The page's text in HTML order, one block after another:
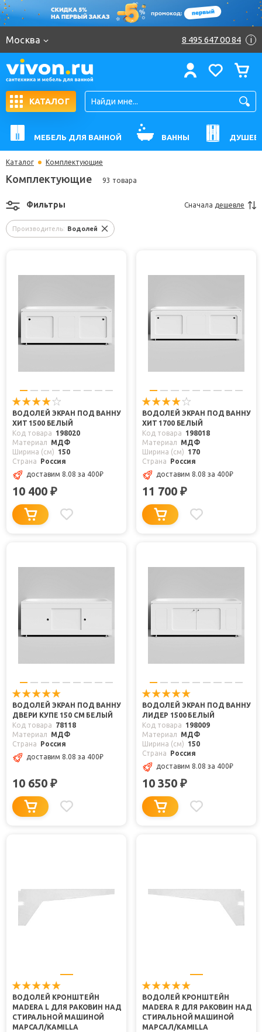
Москва 8 495 647 00 84 i
КАТАЛОГ
МЕБЕЛЬ ДЛЯ ВАННОЙ ВАННЫ
Каталог Комплектующие
Комплектующие 93 товара
Производитель: Водолей
Фильтры Сначала дешевле
ВОДОЛЕЙ ЭКРАН ПОД ВАННУ
ХИТ 1500 БЕЛЫЙ
Код товара
198020
Материал
МДФ
Ширина (см)
150
Страна
Россия
доставим 8.08 за 400₽
10 400 ₽
ВОДОЛЕЙ ЭКРАН ПОД ВАННУ
ХИТ 1700 БЕЛЫЙ
Код товара
198018
Материал
МДФ
Ширина (см)
170
Страна
Россия
доставим 8.08 за 400₽
11 700 ₽
ВОДОЛЕЙ ЭКРАН ПОД ВАННУ
ДВЕРИ КУПЕ 150 СМ БЕЛЫЙ
Код товара
78118
Материал
МДФ
Страна
Россия
доставим 8.08 за 400₽
10 650 ₽
ВОДОЛЕЙ ЭКРАН ПОД ВАННУ
ЛИДЕР 1500 БЕЛЫЙ
Код товара
198009
Материал
МДФ
Ширина (см)
150
Страна
Россия
доставим 8.08 за 400₽
10 350 ₽
ВОДОЛЕЙ КРОНШТЕЙН
MADERA L ДЛЯ РАКОВИН НАД
СТИРАЛЬНОЙ МАШИНОЙ
МАРСАЛ/KAMILLA
ВОДОЛЕЙ КРОНШТЕЙН
MADERA R ДЛЯ РАКОВИН НАД
СТИРАЛЬНОЙ МАШИНОЙ
МАРСАЛ/KAMILLA